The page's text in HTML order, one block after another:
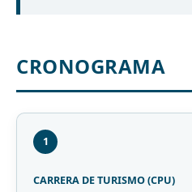
CRONOGRAMA
1
CARRERA DE TURISMO (CPU)